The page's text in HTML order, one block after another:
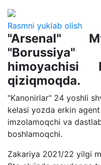
Rasmni yuklab olish
"Arsenal"
himoyachisi
qiziqmoqda.
"Kanonirlar" 24 yoshli
kelasi yozda erkin
imzolamoqchi va
boshlamoqchi.
Zakariya 2021/22 yilgi